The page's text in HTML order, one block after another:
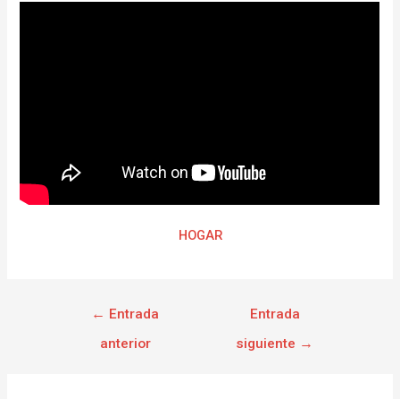
HOGAR
← Entrada
anterior
Entrada
siguiente →